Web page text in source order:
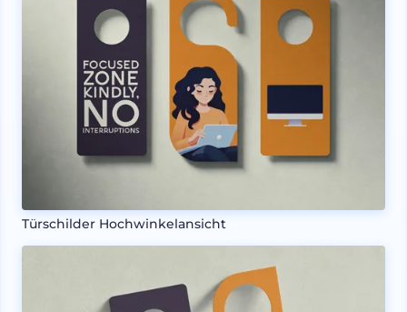
Türschilder Hochwinkelansicht